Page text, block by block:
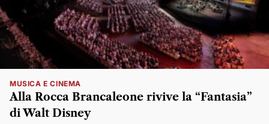
MUSICA E CINEMA
Alla Rocca Brancaleone rivive la “Fantasia”
di Walt Disney